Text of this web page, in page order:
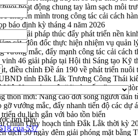
hoạt động chung tay làm sạch môi
chuyển mình trong công tác cải cách
báo định kỳ tháng 4 năm 2026
“Giải pháp thúc đẩy phát triển nền
sát, đôn đốc thực hiện nhiệm vụ quản
vướng mắc, đẩy mạnh công tác cải
46 giải pháp tại Hội thi Sáng tạo Kỹ
điều chỉnh Đề án 190 về phát triển nuôi
tỉnh Đắk Lắk Trương Công Thái
Nam như một “di sản sống” trong
thôn mới: Nâng cao đời sống người dân
gỡ vướng mắc, đẩy nhanh tiến độ các
du lịch gắn với bảo tồn biển
chỉnh Quy hoạch tỉnh Đắk Lắk thời kỳ
dịch 30 ngày đêm giải phóng mặt bằng
tìm thấy
của 537